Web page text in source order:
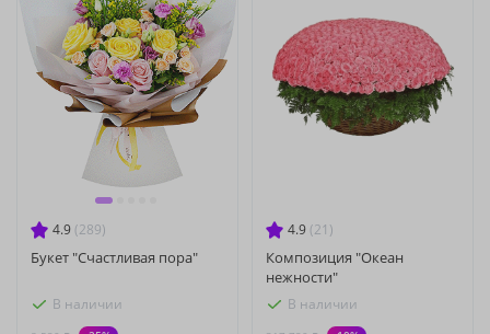
4.9 (289)
Букет "Счастливая пора"
В наличии
4.9 (21)
Композиция "Океан
нежности"
В наличии